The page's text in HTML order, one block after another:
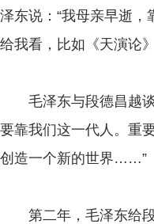
泽东说：“我母亲早逝
给我看，比如《天演论
毛泽东与段德昌越谈
要靠我们这一代人。重
创造一个新的世界……”
第二年，毛泽东给段